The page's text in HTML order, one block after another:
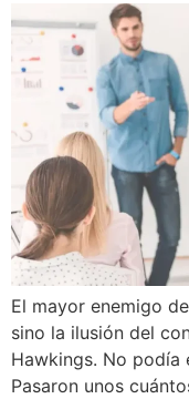
El mayor enemigo
sino la ilusión del
Hawkings. No podía
Pasaron unos